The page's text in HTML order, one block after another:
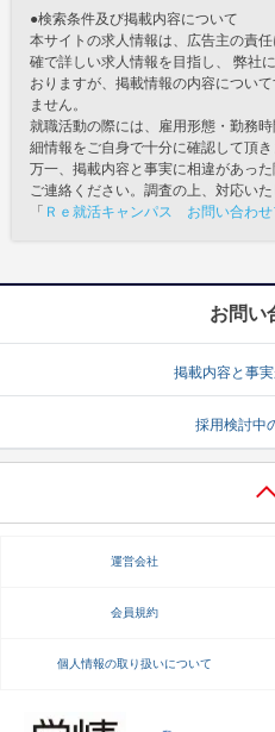
●検索条件及び掲載内容について
本サイトの求人情報は、広告主の責
確で詳しい求人情報を目指し、 弊社
おりますが、掲載情報の内容につい
ません。
就職活動の際には、雇用形態・勤務
細情報をご自身で十分に確認して頂き
万一、掲載内容と事実に相違があっ
ご連絡ください。調査の上、対応いた
「 Ｒｅ就活キャンパス お問い合わ
お問い
掲載内容と事
採用検討中
運営会社
会員規約
個人情報の取り扱いについて